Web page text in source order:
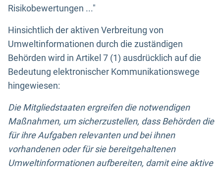
Risikobewertungen ..."
Hinsichtlich der aktiven Verbreitung von
Umweltinformationen durch die zuständigen
Behörden wird in Artikel 7 (1) ausdrücklich auf die
Bedeutung elektronischer Kommunikationswege
hingewiesen:
Die Mitgliedstaaten ergreifen die notwendigen
Maßnahmen, um sicherzustellen, dass Behörden die
für ihre Aufgaben relevanten und bei ihnen
vorhandenen oder für sie bereitgehaltenen
Umweltinformationen aufbereiten, damit eine aktive